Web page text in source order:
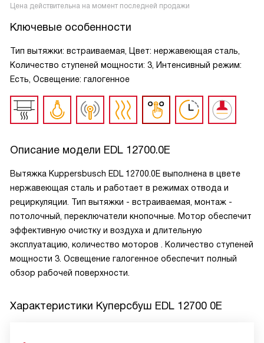
Цена действительна на момент последней продажи
Ключевые особенности
Тип вытяжки: встраиваемая, Цвет: нержавеющая сталь,
Количество ступеней мощности: 3, Интенсивный режим:
Есть, Освещение: галогенное
Описание модели EDL 12700.0E
Вытяжка Kuppersbusch EDL 12700.0E выполнена в цвете
нержавеющая сталь и работает в режимах отвода и
рециркуляции. Тип вытяжки - встраиваемая, монтаж -
потолочный, переключатели кнопочные. Мотор обеспечит
эффективную очистку и воздуха и длительную
эксплуатацию, количество моторов . Количество ступеней
мощности 3. Освещение галогенное обеспечит полный
обзор рабочей поверхности.
Характеристики Куперсбуш EDL 12700 0E